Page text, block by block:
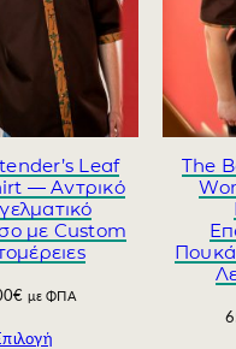
w
1
ή
ε
ί
ν
α
ι
:
1
2
0
0
Leaf
— Αντρικό
με Custom
€ με ΦΠΑ
The